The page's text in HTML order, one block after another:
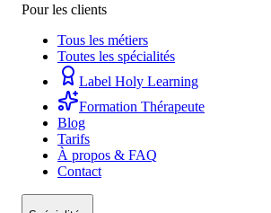
Pour les clients
Tous les métiers
Toutes les spécialités
Label Holy Learning
Formation Thérapeute
Blog
Tarifs
À propos & FAQ
Contact